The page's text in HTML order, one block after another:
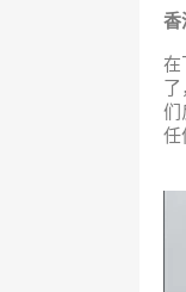
香
在
们
任